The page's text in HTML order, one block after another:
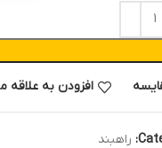
افزودن به علاقه
راهبند